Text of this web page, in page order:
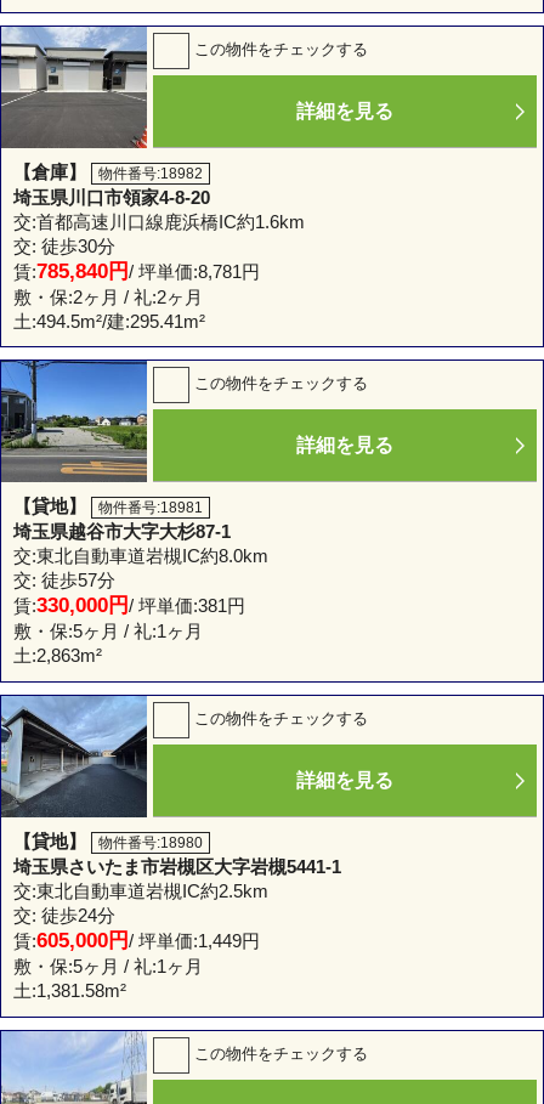
この物件をチェックする
詳細を見る
【倉庫】 物件番号:18982
埼玉県川口市領家4-8-20
交:首都高速川口線鹿浜橋IC約1.6km
交: 徒歩30分
賃:785,840円/ 坪単価:8,781円
敷・保:2ヶ月 / 礼:2ヶ月
土:494.5m²/建:295.41m²
この物件をチェックする
詳細を見る
【貸地】 物件番号:18981
埼玉県越谷市大字大杉87-1
交:東北自動車道岩槻IC約8.0km
交: 徒歩57分
賃:330,000円/ 坪単価:381円
敷・保:5ヶ月 / 礼:1ヶ月
土:2,863m²
この物件をチェックする
詳細を見る
【貸地】 物件番号:18980
埼玉県さいたま市岩槻区大字岩槻5441-1
交:東北自動車道岩槻IC約2.5km
交: 徒歩24分
賃:605,000円/ 坪単価:1,449円
敷・保:5ヶ月 / 礼:1ヶ月
土:1,381.58m²
この物件をチェックする